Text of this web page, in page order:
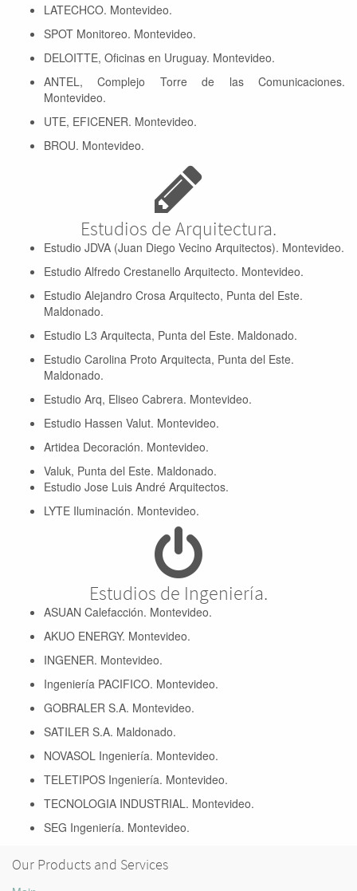
LATECHCO. Montevideo.
SPOT Monitoreo. Montevideo.
DELOITTE, Oficinas en Uruguay. Montevideo.
ANTEL, Complejo Torre de las Comunicaciones.
Montevideo.
UTE, EFICENER. Montevideo.
BROU. Montevideo.
Estudios de Arquitectura.
Estudio JDVA (Juan Diego Vecino Arquitectos). Montevideo.
Estudio Alfredo Crestanello Arquitecto. Montevideo.
Estudio Alejandro Crosa Arquitecto, Punta del Este.
Maldonado.
Estudio L3 Arquitecta, Punta del Este. Maldonado.
Estudio Carolina Proto Arquitecta, Punta del Este.
Maldonado.
Estudio Arq, Eliseo Cabrera. Montevideo.
Estudio Hassen Valut. Montevideo.
Artidea Decoración. Montevideo.
Valuk, Punta del Este. Maldonado.
Estudio Jose Luis André Arquitectos.
LYTE Iluminación. Montevideo.
Estudios de Ingeniería.
ASUAN Calefacción. Montevideo.
AKUO ENERGY. Montevideo.
INGENER. Montevideo.
Ingeniería PACIFICO. Montevideo.
GOBRALER S.A. Montevideo.
SATILER S.A. Maldonado.
NOVASOL Ingeniería. Montevideo.
TELETIPOS Ingeniería. Montevideo.
TECNOLOGIA INDUSTRIAL. Montevideo.
SEG Ingeniería. Montevideo.
Our Products and Services